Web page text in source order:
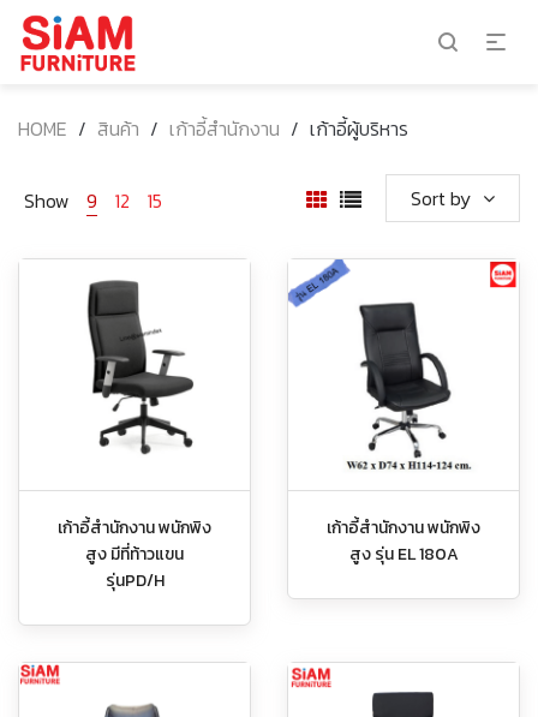
HOME / สินค้า / เก้าอี้สำนักงาน / เก้าอี้ผู้บริหาร
Show 9 12 15 Sort by
เก้าอี้สำนักงาน พนักพิง
สูง มีที่ท้าวแขน
รุ่นPD/H
เก้าอี้สำนักงาน พนักพิง
สูง รุ่น EL 180A